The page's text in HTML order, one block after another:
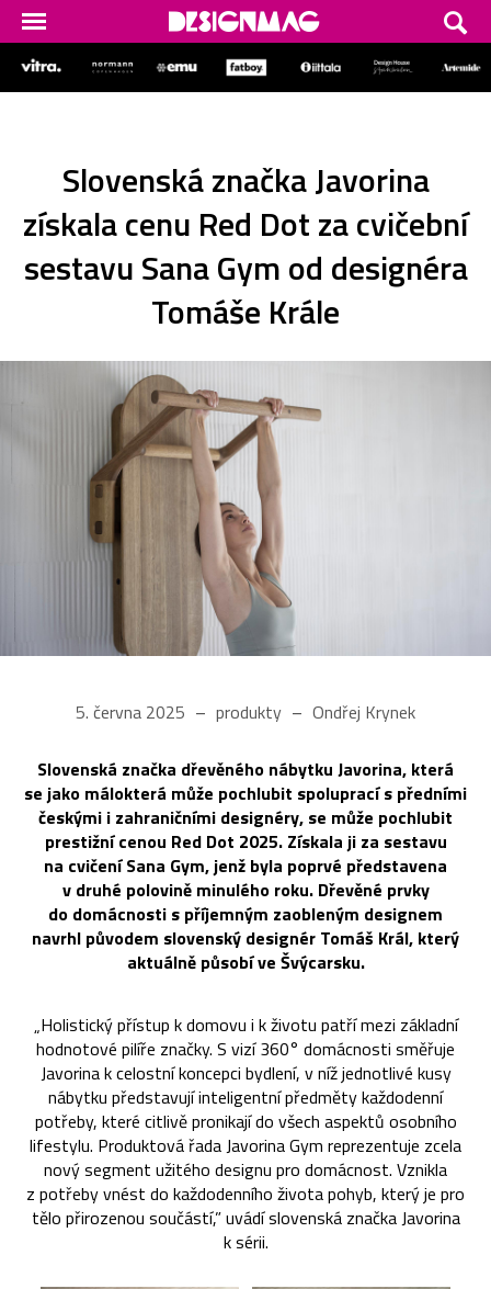
Slovenská značka Javorina
získala cenu Red Dot za cvičební
sestavu Sana Gym od designéra
Tomáše Krále
5. června 2025 produkty Ondřej Krynek
Slovenská značka dřevěného nábytku Javorina, která
se jako málokterá může pochlubit spoluprací s předními
českými i zahraničními designéry, se může pochlubit
prestižní cenou Red Dot 2025. Získala ji za sestavu
na cvičení Sana Gym, jenž byla poprvé představena
v druhé polovině minulého roku. Dřevěné prvky
do domácnosti s příjemným zaobleným designem
navrhl původem slovenský designér Tomáš Král, který
aktuálně působí ve Švýcarsku.
„Holistický přístup k domovu i k životu patří mezi základní
hodnotové pilíře značky. S vizí 360° domácnosti směřuje
Javorina k celostní koncepci bydlení, v níž jednotlivé kusy
nábytku představují inteligentní předměty každodenní
potřeby, které citlivě pronikají do všech aspektů osobního
lifestylu. Produktová řada Javorina Gym reprezentuje zcela
nový segment užitého designu pro domácnost. Vznikla
z potřeby vnést do každodenního života pohyb, který je pro
tělo přirozenou součástí,” uvádí slovenská značka Javorina
k sérii.